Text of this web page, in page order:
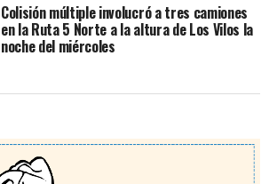
Colisión múltiple involucró a tres camiones
en la Ruta 5 Norte a la altura de Los Vilos la
noche del miércoles